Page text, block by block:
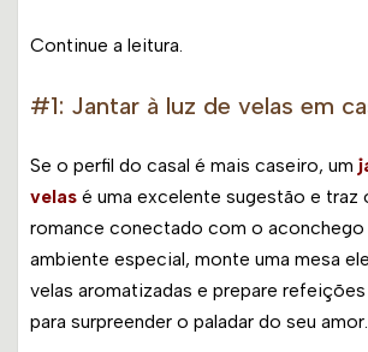
Continue a leitura.
#1: Jantar à luz de velas em
Se o perfil do casal é mais caseiro, um
velas é uma excelente sugestão e traz
romance conectado com o aconchego
ambiente especial, monte uma mesa
velas aromatizadas e prepare
para surpreender o paladar do seu amor.